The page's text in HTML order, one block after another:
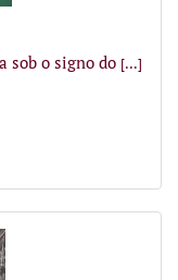
sob o signo do [...]